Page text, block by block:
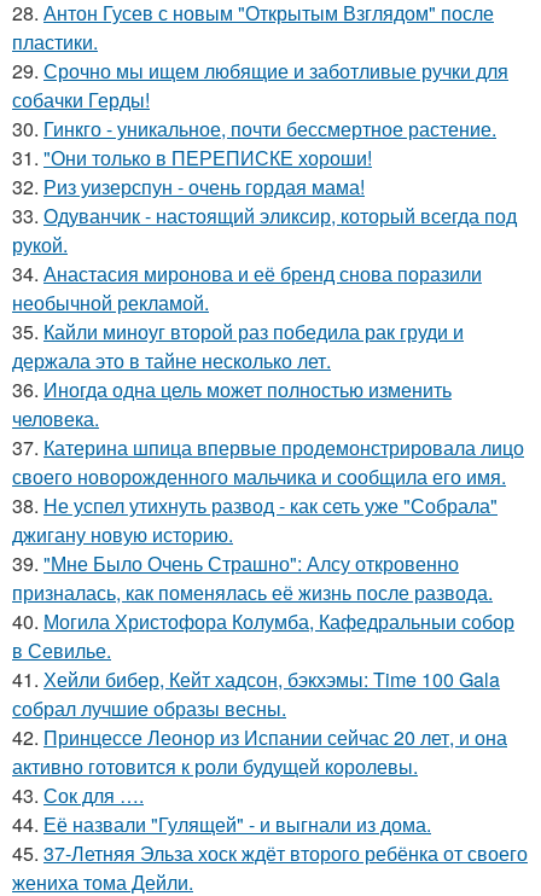
28. Антон Гусев с новым "Открытым Взглядом" после
пластики.
29. Срочно мы ищем любящие и заботливые ручки для
собачки Герды!
30. Гинкго - уникальное, почти бессмертное растение.
31. "Они только в ПЕРЕПИСКЕ хороши!
32. Риз уизерспун - очень гордая мама!
33. Одуванчик - настоящий эликсир, который всегда под
рукой.
34. Анастасия миронова и её бренд снова поразили
необычной рекламой.
35. Кайли миноуг второй раз победила рак груди и
держала это в тайне несколько лет.
36. Иногда одна цель может полностью изменить
человека.
37. Катерина шпица впервые продемонстрировала лицо
своего новорожденного мальчика и сообщила его имя.
38. Не успел утихнуть развод - как сеть уже "Собрала"
джигану новую историю.
39. "Мне Было Очень Страшно": Алсу откровенно
призналась, как поменялась её жизнь после развода.
40. Могила Христофора Колумба, Кафедральныи собор
в Севилье.
41. Хейли бибер, Кейт хадсон, бэкхэмы: Time 100 Gala
собрал лучшие образы весны.
42. Принцессе Леонор из Испании сейчас 20 лет, и она
активно готовится к роли будущей королевы.
43. Сок для ….
44. Её назвали "Гулящей" - и выгнали из дома.
45. 37-Летняя Эльза хоск ждёт второго ребёнка от своего
жениха тома Дейли.